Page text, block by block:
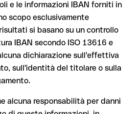
della conferma del pagamento, la
tra l'IBAN e il nome del
Questo controllo non blocca il
finale resta tua, e non si applica ai
richiesta una procedura di richiamo
garantito, soprattutto se il
il denaro
fuori dall'area SEPA, il recupero è
e comporta commissioni aggiuntive
della conferma del pagamento la
e le informazioni IBAN forniti in
scopo esclusivamente
si basano su un controllo
IBAN secondo ISO 13616 e
dichiarazione sull'effettiva
sull'identità del titolare o sulla
alcuna responsabilità per danni